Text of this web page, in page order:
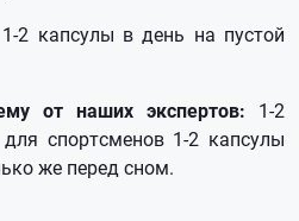
1-2 капсулы в день на пустой
от наших экспертов: 1-2
спортсменов 1-2 капсулы
же перед сном.